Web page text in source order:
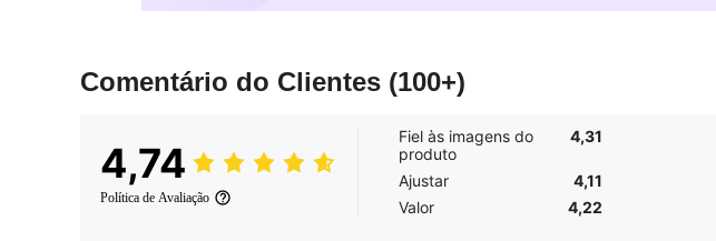
Comentário do Clientes (100+)
4,74
Política de Avaliação
Fiel às imagens do
produto
4,31
Ajustar
4,11
Valor
4,22